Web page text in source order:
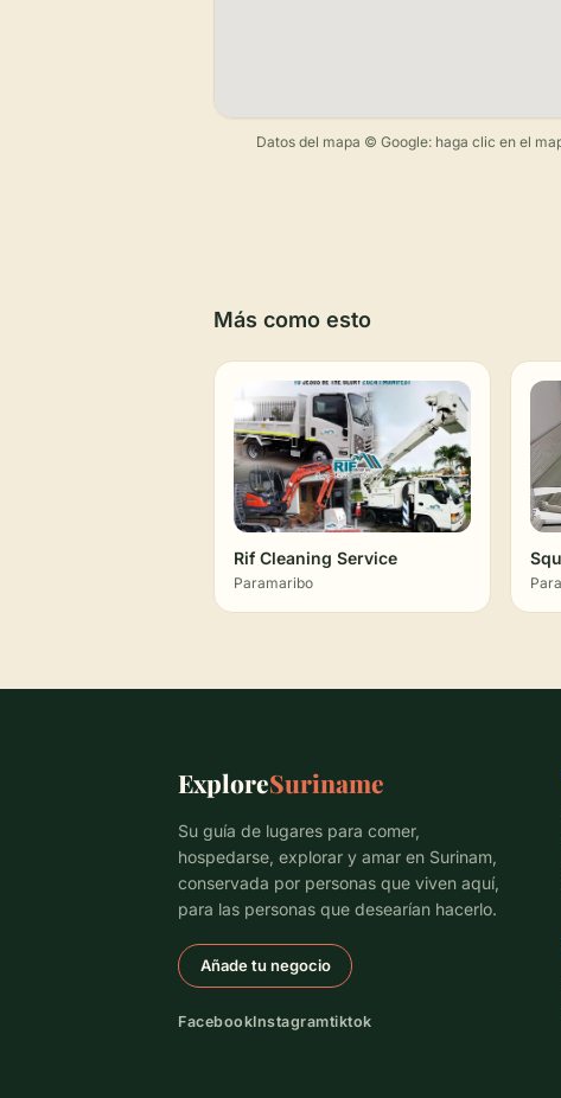
Datos del mapa © Google: haga clic en el
Más como esto
Rif Cleaning Service
Paramaribo
ExploreSuriname
Su guía de lugares para comer,
hospedarse, explorar y amar en Surinam,
conservada por personas que viven aquí,
para las personas que desearían hacerlo.
Añade tu negocio
FacebookInstagramtiktok